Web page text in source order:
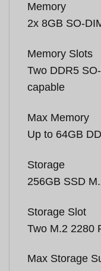
Memory
2x 8GB SO-
Memory Slots
Two DDR5
capable
Max Memory
Up to 64GB
Storage
256GB SSD
Storage Slot
Two M.2 2280
Max Storage